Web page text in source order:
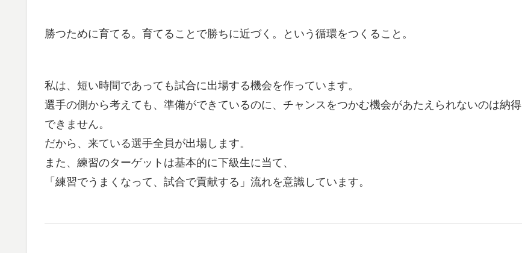
勝つために育てる。育てることで勝ちに近づく。という循環をつくること。
私は、短い時間であっても試合に出場する機会を作っています。
選手の側から考えても、準備ができているのに、チャンスをつかむ機会があたえられないのは納得
できません。
だから、来ている選手全員が出場します。
また、練習のターゲットは基本的に下級生に当て、
「練習でうまくなって、試合で貢献する」流れを意識しています。